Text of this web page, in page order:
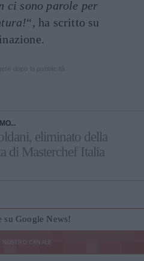
ci sono parole per
“, ha scritto su
eliminato della
di Masterchef Italia
su Google News!
NOSTRO CANALE